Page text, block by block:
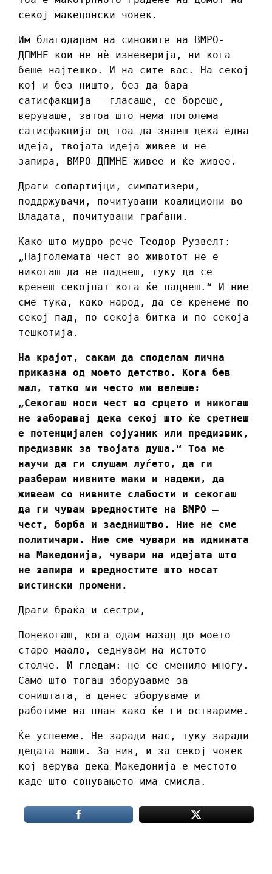
секој македонски човек.
Им благодарам на синовите на ВМРО-
ДПМНЕ кои не нè изневерија, ни кога
беше најтешко. И на сите вас. На секој
кој и без ништо, без да бара
сатисфакција — гласаше, се бореше,
веруваше, затоа што нема поголема
сатисфакција од тоа да знаеш дека една
идеја, твојата идеја живее и не
запира, ВМРО-ДПМНЕ живее и ќе живее.
Драги сопартијци, симпатизери,
поддржувачи, почитувани коалициони во
Владата, почитувани граѓани.
Како што мудро рече Теодор Рузвелт:
„Најголемата чест во животот не е
никогаш да не паднеш, туку да се
кренеш секојпат кога ќе паднеш.“ И ние
сме тука, како народ, да се кренеме по
секој пад, по секоја битка и по секоја
тешкотија.
На крајот, сакам да споделам лична
приказна од моето детство. Кога бев
мал, татко ми често ми велеше:
„Секогаш носи чест во срцето и никогаш
не заборавај дека секој што ќе сретнеш
е потенцијален сојузник или предизвик,
предизвик за твојата душа.“ Тоа ме
научи да ги слушам луѓето, да ги
разберам нивните маки и надежи, да
живеам со нивните слабости и секогаш
да ги чувам вредностите на ВМРО –
чест, борба и заедништво. Ние не сме
политичари. Ние сме чувари на иднината
на Македонија, чувари на идејата што
не запира и вредностите што носат
вистински промени.
Драги браќа и сестри,
Понекогаш, кога одам назад до моето
старо маало, седнувам на истото
столче. И гледам: не се сменило многу.
Само што тогаш зборувавме за
соништата, а денес зборуваме и
работиме на план како ќе ги оствариме.
Ќе успееме. Не заради нас, туку заради
децата наши. За нив, и за секој човек
кој верува дека Македонија е местото
каде што сонувањето има смисла.